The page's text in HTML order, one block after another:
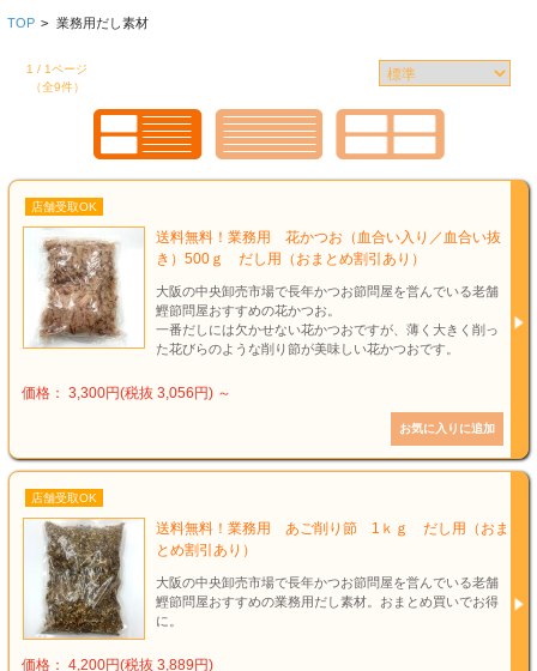
TOP > 業務用だし素材
1 / 1ページ
（全9件）
店舗受取OK
送料無料！業務用 花かつお（血合い入り／血合い抜
き）500ｇ だし用（おまとめ割引あり）
大阪の中央卸売市場で長年かつお節問屋を営んでいる老舗
鰹節問屋おすすめの花かつお。
一番だしには欠かせない花かつおですが、薄く大きく削っ
た花びらのような削り節が美味しい花かつおです。
価格： 3,300円(税抜 3,056円) ～
店舗受取OK
送料無料！業務用 あご削り節 1ｋｇ だし用（おま
とめ割引あり）
大阪の中央卸売市場で長年かつお節問屋を営んでいる老舗
鰹節問屋おすすめの業務用だし素材。おまとめ買いでお得
に。
価格： 4,200円(税抜 3,889円)